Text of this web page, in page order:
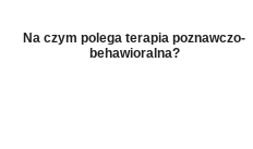
Na czym polega terapia poznawczo-
behawioralna?